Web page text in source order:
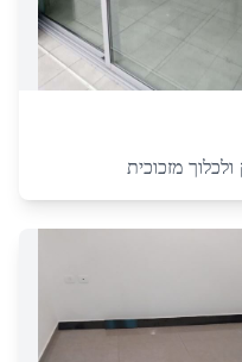
מזכוכית